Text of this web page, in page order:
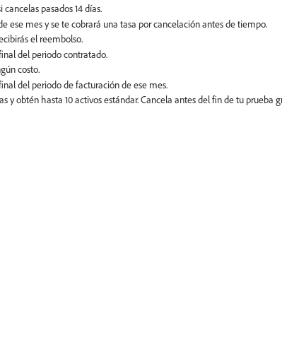
ese mes y se te cobrará una tasa por cancelación antes de tiempo.
del periodo contratado.
del periodo de facturación de ese mes.
y obtén hasta 10 activos estándar. Cancela antes del fin de tu prueba